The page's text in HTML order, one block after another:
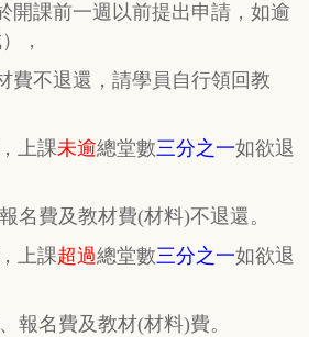
開課前一週以前提出申請，如逾
，
費不退還， 請學員自行領回教
上課未逾總堂數三分之一如欲退
報名費及教材費(材料)不退還。
上課超過總堂數三分之一如欲退
報名費及教材(材料)費。